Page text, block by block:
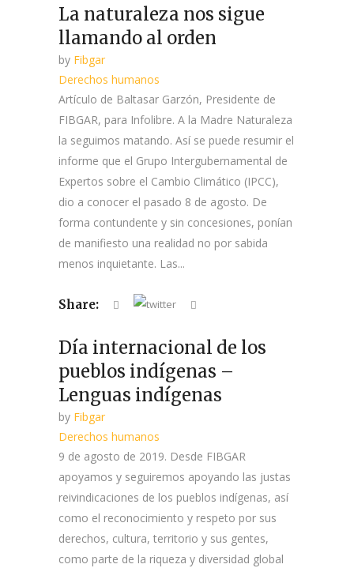
La naturaleza nos sigue
llamando al orden
by Fibgar
Derechos humanos
Artículo de Baltasar Garzón, Presidente de
FIBGAR, para Infolibre. A la Madre Naturaleza
la seguimos matando. Así se puede resumir el
informe que el Grupo Intergubernamental de
Expertos sobre el Cambio Climático (IPCC),
dio a conocer el pasado 8 de agosto. De
forma contundente y sin concesiones, ponían
de manifiesto una realidad no por sabida
menos inquietante. Las...
Share:
Día internacional de los
pueblos indígenas –
Lenguas indígenas
by Fibgar
Derechos humanos
9 de agosto de 2019. Desde FIBGAR
apoyamos y seguiremos apoyando las justas
reivindicaciones de los pueblos indígenas, así
como el reconocimiento y respeto por sus
derechos, cultura, territorio y sus gentes,
como parte de la riqueza y diversidad global